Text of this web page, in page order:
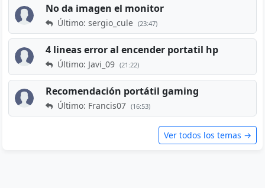
No da imagen el monitor
Último: sergio_cule (23:47)
4 lineas error al encender portatil hp
Último: Javi_09 (21:22)
Recomendación portátil gaming
Último: Francis07 (16:53)
Ver todos los temas →